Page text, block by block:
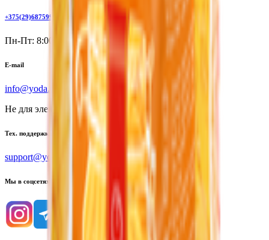
+375(29)6875999
Пн-Пт: 8:00 - 17:00
E-mail
info@yoda.by
Не для электронных обращений
Тех. поддержка
support@yoda.by
Мы в соцсетях